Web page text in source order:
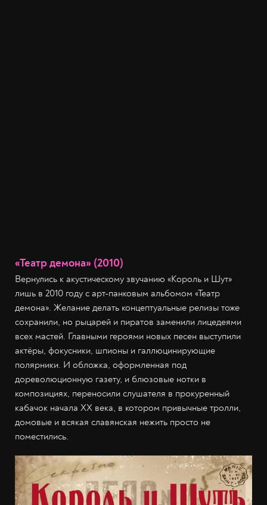
«Театр демона» (2010)
Вернулись к акустическому звучанию «Король и Шут»
лишь в 2010 году с арт-панковым альбомом «Театр
демона». Желание делать концептуальные релизы тоже
сохранили, но рыцарей и пиратов заменили лицедеями
всех мастей. Главными героями новых песен выступили
актёры, фокусники, шпионы и галлюцинирующие
полярники. И обложка, оформленная под
дореволюционную газету, и блюзовые нотки в
композициях, переносили слушателя в прокуренный
кабачок начала XX века, в котором привычные тролли,
домовые и всякая славянская нежить просто не
поместились.